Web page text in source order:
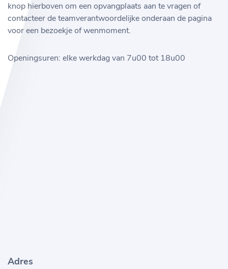
knop hierboven om een opvangplaats aan te vragen of
contacteer de teamverantwoordelijke onderaan de pagina
voor een bezoekje of wenmoment.
Openingsuren: elke werkdag van 7u00 tot 18u00
Adres